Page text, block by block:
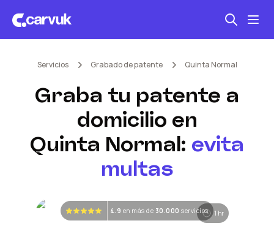
Seguro automotriz
Mantención kilometraje
Servicios Grabado de patente Quinta Normal
Graba tu patente a
domicilio en
Quinta Normal: evita
multas
1 hr
4.9 en más de 30.000 servicios